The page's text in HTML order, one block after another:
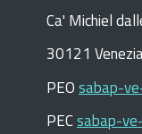
Ca' Michiel
30121
PEOsabap-
PECsabap-